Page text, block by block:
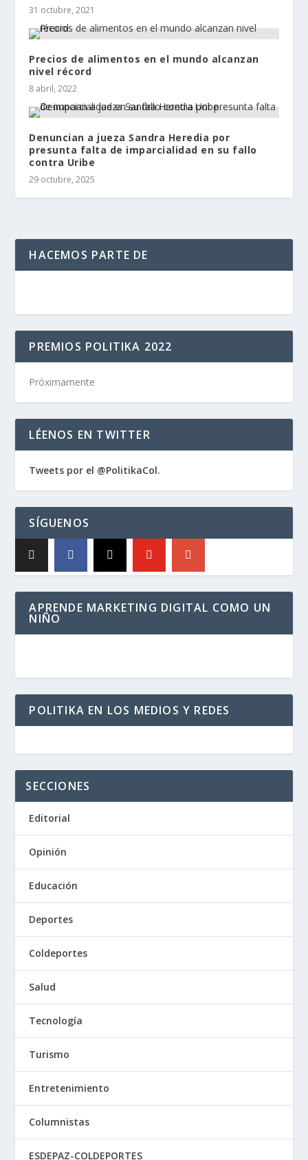
31 octubre, 2021
Precios de alimentos en el mundo alcanzan
nivel récord
8 abril, 2022
Denuncian a jueza Sandra Heredia por
presunta falta de imparcialidad en su fallo
contra Uribe
29 octubre, 2025
HACEMOS PARTE DE
PREMIOS POLITIKA 2022
Próximamente
LÉENOS EN TWITTER
Tweets por el @PolitikaCol.
SÍGUENOS
APRENDE MARKETING DIGITAL COMO UN
NIÑO
POLITIKA EN LOS MEDIOS Y REDES
SECCIONES
Editorial
Opinión
Educación
Deportes
Coldeportes
Salud
Tecnología
Turismo
Entretenimiento
Columnistas
ESDEPAZ-COLDEPORTES